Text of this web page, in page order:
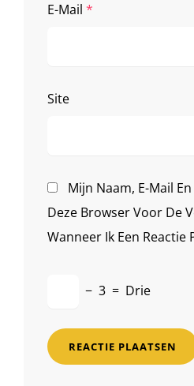
E-Mail *
Site
Mijn Naam, E-Mail
Deze Browser Voor De
Wanneer Ik Een Reactie
− 3 = Drie